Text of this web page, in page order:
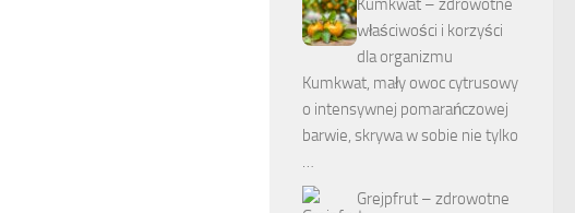
Kumkwat – zdrowotne
właściwości i korzyści
dla organizmu
Kumkwat, mały owoc cytrusowy
o intensywnej pomarańczowej
barwie, skrywa w sobie nie tylko
…
Grejpfrut – zdrowotne